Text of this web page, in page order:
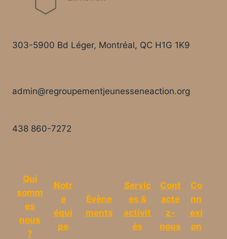
303-5900 Bd Léger, Montréal, QC H1G 1K9
admin@regroupementjeunesseneaction.org
438 860-7272
Qui
somm
es
nous
?
Notr
e
équi
pe
Évène
ments
Servic
es &
activit
és
Cont
acte
z-
nous
Co
nn
exi
on